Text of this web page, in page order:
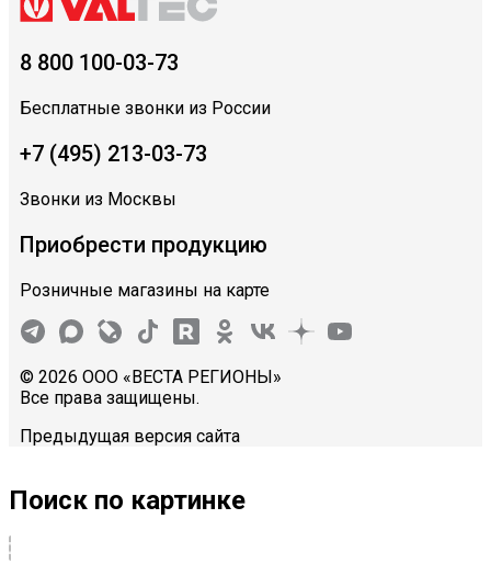
8 800 100-03-73
Бесплатные звонки из России
+7 (495) 213-03-73
Звонки из Москвы
Приобрести продукцию
Розничные магазины на карте
© 2026 ООО «ВЕСТА РЕГИОНЫ»
Все права защищены.
Предыдущая версия сайта
Поиск по картинке